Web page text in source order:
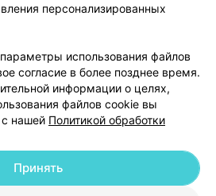
руководителю 103.by
настройки cookie
персональных данных
191700409| 220012, Республика Беларусь,
персонализированных
использования файлов
согласие в более позднее время.
информации о целях,
файлов cookie вы
нашей Политикой обработки
Принять